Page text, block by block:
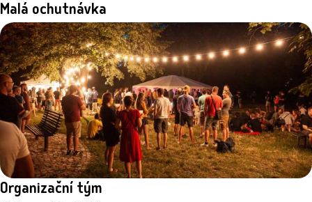
Malá ochutnávka
Organizační tým